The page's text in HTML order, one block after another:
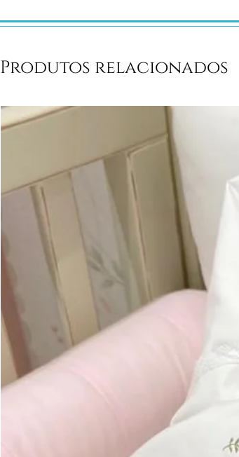
COMPOSIÇÃO: Tecidos 100% algodão
CONTEÚDO DA EMBALAGEM:
Produtos relacionados